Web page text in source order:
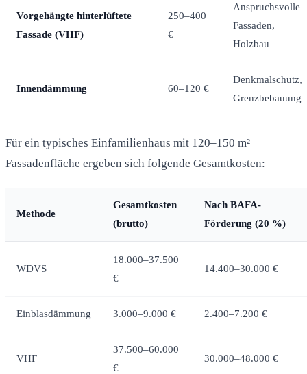
Vorgehängte hinterlüftete
Fassade (VHF)
250–400
€
Anspruchsvolle
Fassaden,
Holzbau
Innendämmung 60–120 €
Denkmalschutz,
Grenzbebauung
Für ein typisches Einfamilienhaus mit 120–150 m²
Fassadenfläche ergeben sich folgende Gesamtkosten:
Methode
Gesamtkosten
(brutto)
Nach BAFA-
Förderung (20 %)
WDVS
18.000–37.500
€
14.400–30.000 €
Einblasdämmung 3.000–9.000 € 2.400–7.200 €
VHF
37.500–60.000
€
30.000–48.000 €